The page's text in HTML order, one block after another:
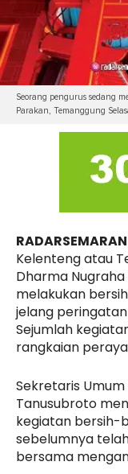
Seorang pengurus sedang
Parakan, Temanggung
Kelenteng atau
Dharma
melakukan
jelang
Sejumlah
rangkaian
Sekretaris
Tanusubroto
kegiatan bersih-
sebelumnya
bersama